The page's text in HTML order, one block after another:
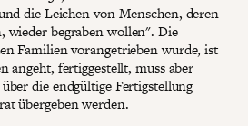
die Leichen von Menschen, deren
wieder begraben wollen". Die
Familien vorangetrieben wurde, ist
angeht, fertiggestellt, muss aber
die endgültige Fertigstellung
übergeben werden.